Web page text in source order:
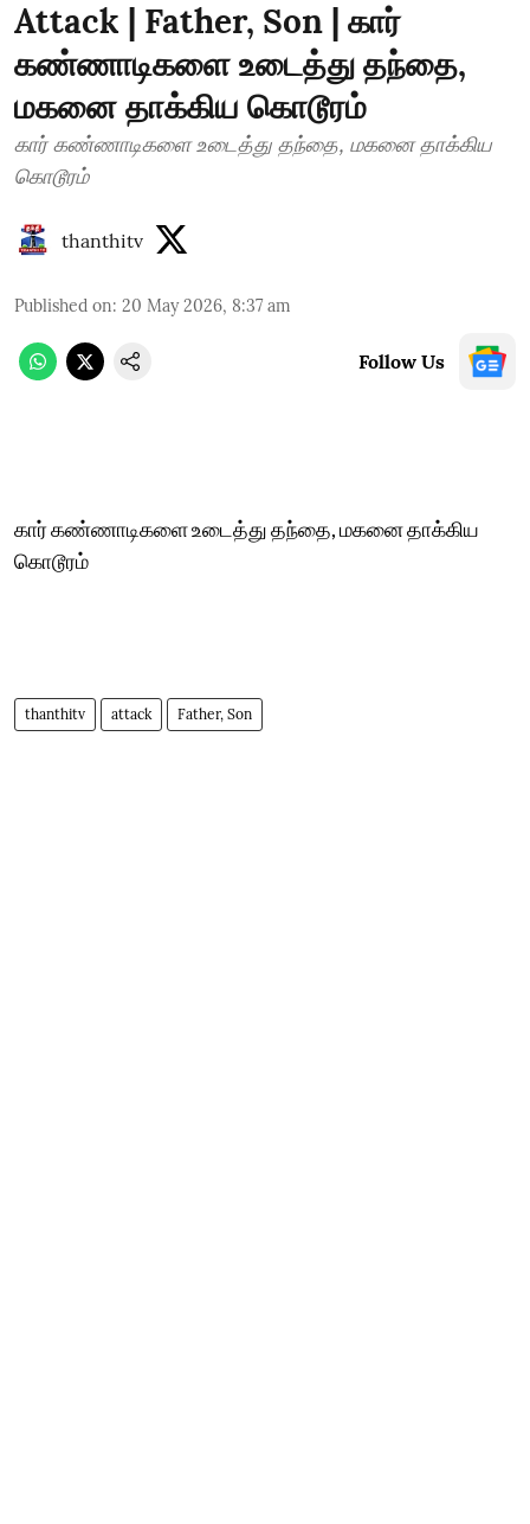
Attack | Father, Son | கார்
கண்ணாடிகளை உடைத்து தந்தை,
மகனை தாக்கிய கொடூரம்
கார் கண்ணாடிகளை உடைத்து தந்தை, மகனை தாக்கிய
கொடூரம்
thanthitv
Published on: 20 May 2026, 8:37 am
Follow Us
கார் கண்ணாடிகளை உடைத்து தந்தை, மகனை தாக்கிய
கொடூரம்
thanthitv attack Father, Son